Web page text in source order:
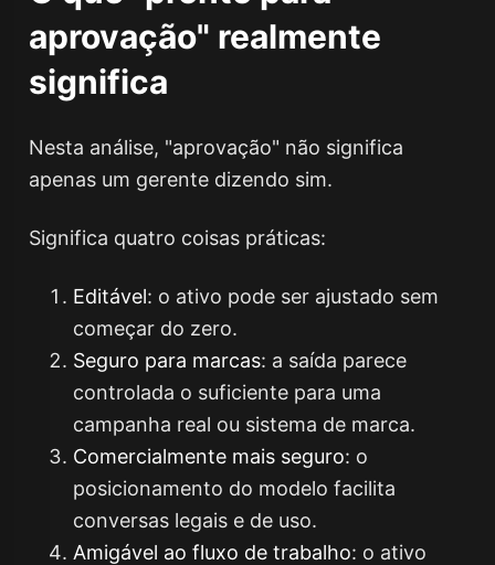
aprovação" realmente
significa
Nesta análise, "aprovação" não significa
apenas um gerente dizendo sim.
Significa quatro coisas práticas:
Editável: o ativo pode ser ajustado sem
começar do zero.
Seguro para marcas: a saída parece
controlada o suficiente para uma
campanha real ou sistema de marca.
Comercialmente mais seguro: o
posicionamento do modelo facilita
conversas legais e de uso.
Amigável ao fluxo de trabalho: o ativo